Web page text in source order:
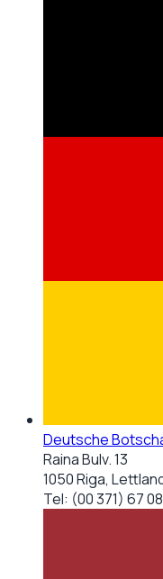
Deutsche
Raina Bulv. 13
1050 Riga,
Tel: (00 371) 67